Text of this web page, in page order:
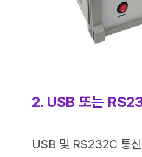
2. USB 또는
USB 및 RS232C 통신